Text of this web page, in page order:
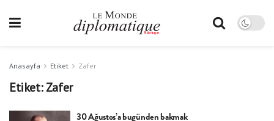
Anasayfa Etiket Zafer
Etiket:Zafer
30 Ağustos’a bugünden bakmak